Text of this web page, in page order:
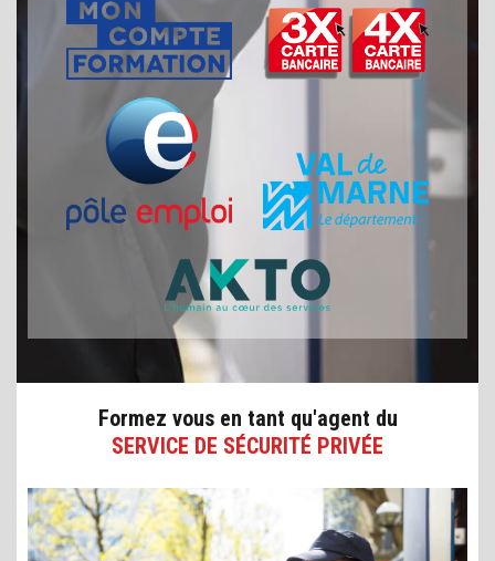
Formez vous en tant qu'agent du
SERVICE DE SÉCURITÉ PRIVÉE